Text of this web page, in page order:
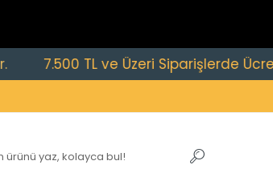
7.500 TL ve Üzeri Siparişlerde Ücretsiz